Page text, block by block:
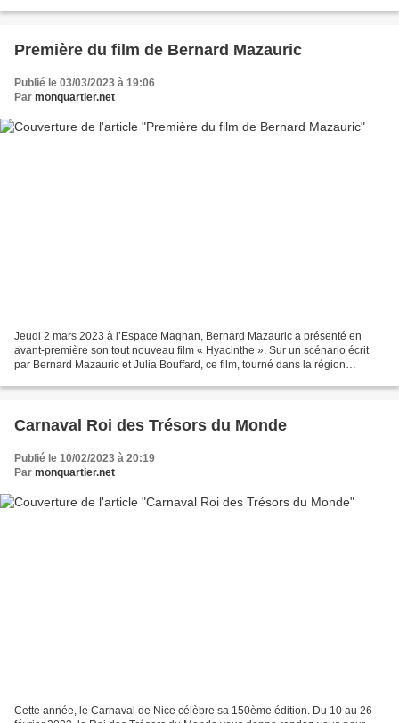
Première du film de Bernard Mazauric
Publié le 03/03/2023 à 19:06
Par monquartier.net
Jeudi 2 mars 2023 à l’Espace Magnan, Bernard Mazauric a présenté en
avant-première son tout nouveau film « Hyacinthe ». Sur un scénario écrit
par Bernard Mazauric et Julia Bouffard, ce film, tourné dans la région
Carnaval Roi des Trésors du Monde
Publié le 10/02/2023 à 20:19
Par monquartier.net
Cette année, le Carnaval de Nice célèbre sa 150ème édition. Du 10 au 26